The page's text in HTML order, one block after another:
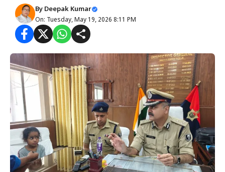
By Deepak Kumar
On: Tuesday, May 19, 2026 8:11 PM